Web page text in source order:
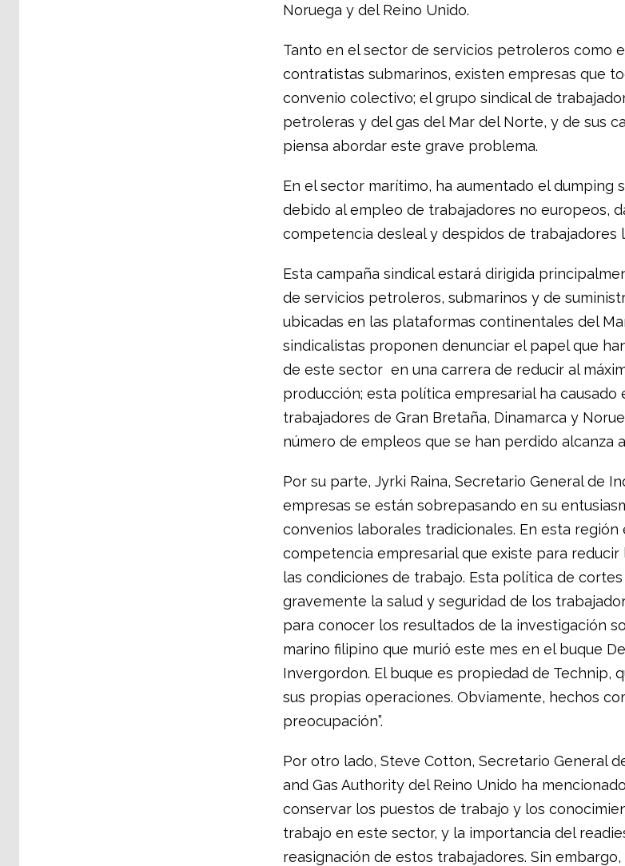
Noruega y del Reino Unido.
Tanto en el sector de servicios petroleros como
contratistas submarinos, existen empresas que
convenio colectivo; el grupo sindical de
petroleras y del gas del Mar del Norte, y de sus
piensa abordar este grave problema.
En el sector marítimo, ha aumentado el dumping
debido al empleo de trabajadores no europeos,
competencia desleal y despidos de trabajadores
Esta campaña sindical estará dirigida
de servicios petroleros, submarinos y de
ubicadas en las plataformas continentales del
sindicalistas proponen denunciar el papel que
de este sector en una carrera de reducir al
producción; esta política empresarial ha causado
trabajadores de Gran Bretaña, Dinamarca y
número de empleos que se han perdido alcanza
Por su parte, Jyrki Raina, Secretario General de
empresas se están sobrepasando en su
convenios laborales tradicionales. En esta región
competencia empresarial que existe para
las condiciones de trabajo. Esta política de
gravemente la salud y seguridad de los
para conocer los resultados de la investigación
marino filipino que murió este mes en el buque
Invergordon. El buque es propiedad de Technip,
sus propias operaciones. Obviamente, hechos
preocupación”.
Por otro lado, Steve Cotton, Secretario General
and Gas Authority del Reino Unido ha
conservar los puestos de trabajo y los
trabajo en este sector, y la importancia del
reasignación de estos trabajadores. Sin